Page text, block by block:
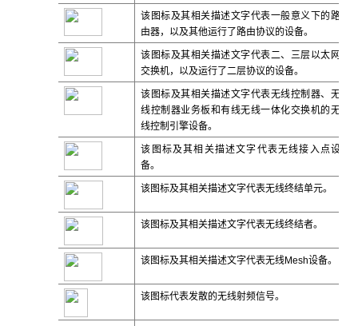
该图标及其相关描述文字代表一般意义下的路
由器，以及其他运行了路由协议的设备。
该图标及其相关描述文字代表二、三层以太网
交换机，以及运行了二层协议的设备。
该图标及其相关描述文字代表无线控制器、无
线控制器业务板和有线无线一体化交换机的无
线控制引擎设备。
该图标及其相关描述文字代表无线接入点设
备。
该图标及其相关描述文字代表无线终结单元。
该图标及其相关描述文字代表无线终结者。
该图标及其相关描述文字代表无线Mesh设备。
该图标代表发散的无线射频信号。